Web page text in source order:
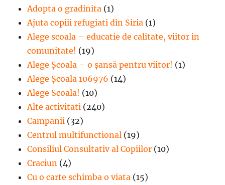
Adopta o gradinita (1)
Ajuta copiii refugiati din Siria (1)
Alege scoala – educatie de calitate, viitor in
comunitate! (19)
Alege Şcoala – o şansă pentru viitor! (1)
Alege Școala 106976 (14)
Alege Scoala! (10)
Alte activitati (240)
Campanii (32)
Centrul multifunctional (19)
Consiliul Consultativ al Copiilor (10)
Craciun (4)
Cu o carte schimba o viata (15)